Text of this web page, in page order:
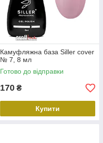
Камуфляжна база Siller cover
№ 7, 8 мл
Готово до відправки
170 ₴
Купити